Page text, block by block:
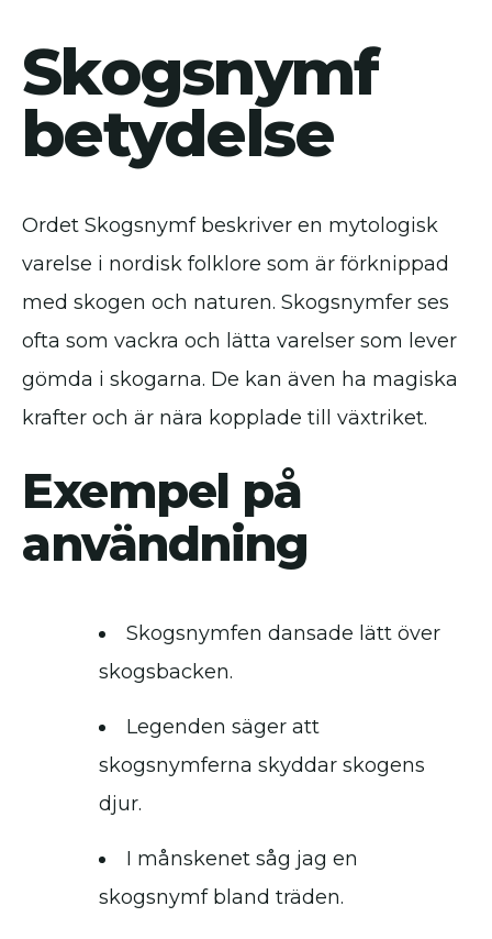
Skogsnymf
betydelse
Ordet Skogsnymf beskriver en mytologisk
varelse i nordisk folklore som är förknippad
med skogen och naturen. Skogsnymfer ses
ofta som vackra och lätta varelser som lever
gömda i skogarna. De kan även ha magiska
krafter och är nära kopplade till växtriket.
Exempel på
användning
Skogsnymfen dansade lätt över
skogsbacken.
Legenden säger att
skogsnymferna skyddar skogens
djur.
I månskenet såg jag en
skogsnymf bland träden.